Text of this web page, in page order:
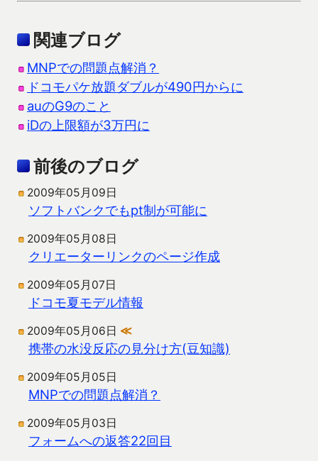
関連ブログ
MNPでの問題点解消？
ドコモパケ放題ダブルが490円からに
auのG9のこと
iDの上限額が3万円に
前後のブログ
2009年05月09日
ソフトバンクでもpt制が可能に
2009年05月08日
クリエーターリンクのページ作成
2009年05月07日
ドコモ夏モデル情報
2009年05月06日 ≪
携帯の水没反応の見分け方(豆知識)
2009年05月05日
MNPでの問題点解消？
2009年05月03日
フォームへの返答22回目